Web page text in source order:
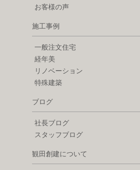
お客様の声
施工事例
一般注文住宅
経年美
リノベーション
特殊建築
ブログ
社長ブログ
スタッフブログ
観田創建について